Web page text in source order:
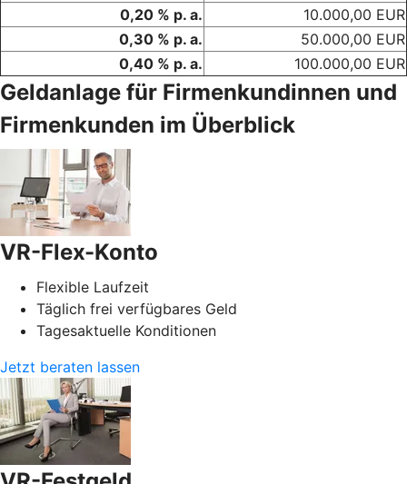
0,20 % p. a.
10.000,00 EUR
0,30 % p. a.
50.000,00 EUR
0,40 % p. a.
100.000,00 EUR
Geldanlage für Firmenkundinnen und
Firmenkunden im Überblick
VR-Flex-Konto
Flexible Laufzeit
Täglich frei verfügbares Geld
Tagesaktuelle Konditionen
Jetzt beraten lassen